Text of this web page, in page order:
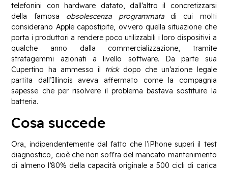
telefonini con hardware datato, dall’altro il concretizzarsi
della famosa obsolescenza programmata di cui molti
considerano Apple capostipite, ovvero quella situazione che
porta i produttori a rendere poco utilizzabili i loro dispositivi a
qualche anno dalla commercializzazione, tramite
stratagemmi azionati a livello software. Da parte sua
Cupertino ha ammesso il
trick dopo che un’azione legale
partita dall’Illinois aveva affermato come la compagnia
sapesse che per risolvere il problema bastava sostituire la
batteria.
Cosa succede
Ora, indipendentemente dal fatto che l’iPhone superi il test
diagnostico, cioè che non soffra del mancato mantenimento
di almeno l’80% della capacità originale a 500 cicli di carica